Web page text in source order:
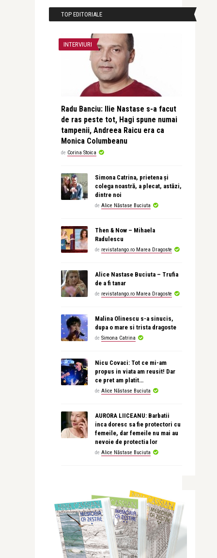
TOP EDITORIALE
INTERVIURI
Radu Banciu: Ilie Nastase s-a facut
de ras peste tot, Hagi spune numai
tampenii, Andreea Raicu era ca
Monica Columbeanu
de Corina Stoica
Simona Catrina, prietena și
colega noastră, a plecat, astăzi,
dintre noi
de Alice Năstase Buciuta
Then & Now – Mihaela
Radulescu
de revistatango.ro Marea Dragoste
Alice Nastase Buciuta – Trufia
de a fi tanar
de revistatango.ro Marea Dragoste
Malina Olinescu s-a sinucis,
dupa o mare si trista dragoste
de Simona Catrina
Nicu Covaci: Tot ce mi-am
propus in viata am reusit! Dar
ce pret am platit…
de Alice Năstase Buciuta
AURORA LIICEANU: Barbatii
inca doresc sa fie protectori cu
femeile, dar femeile nu mai au
nevoie de protectia lor
de Alice Năstase Buciuta